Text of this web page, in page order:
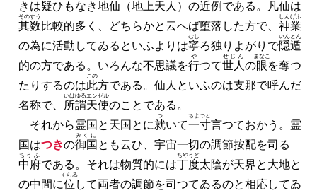
きは疑ひもなき地仙（地上天人）の近例 である。凡仙は
其
その
数
すう
比較的多く、どちらかと云へば堕落した方で、 神業
しんげふ
の為に活動してゐるといふよりは寧
むし
ろ独りよがりで隠遁
いんとん
的の方である。いろんな不思議を行
や
つて世人
せじん
の眼
まなこ
を奪つ
たりするのは此
この
方である。仙人といふのは支那で呼んだ
名称で、
所謂
いはゆる
天使
エンゼル
のことである。
それから霊国と天国とに就
つ
いて一寸
ちよつと
言つておかう。霊
国はつきの御国
みくに
とも云ひ、宇宙一切の調節按配を司る
中府
ちうふ
である。それは物質的には丁度
ちやうど
太陰が天界と大地と
の中間に位
くらゐ
して両者の調節を司つてゐるのと相応してゐ